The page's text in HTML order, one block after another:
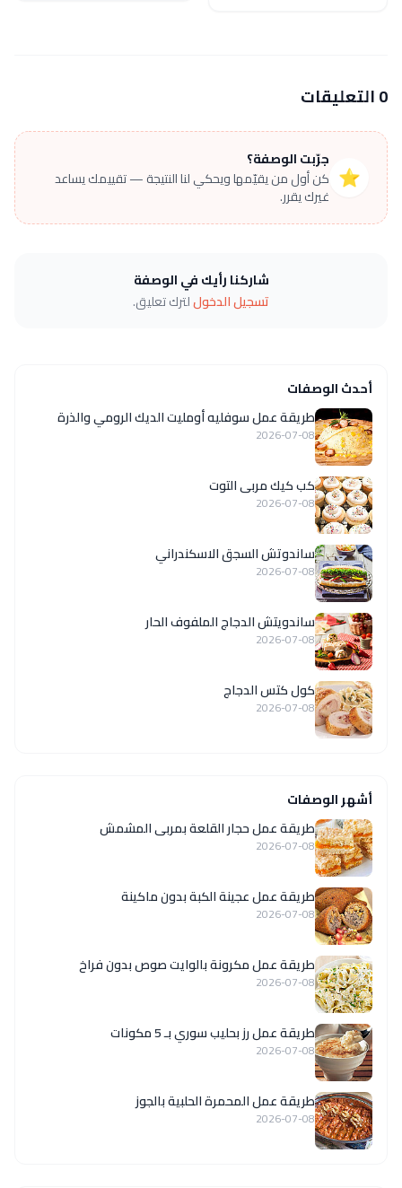
0 التعليقات
⭐
جرّبت الوصفة؟
كن أول من يقيّمها ويحكي لنا النتيجة — تقييمك يساعد
غيرك يقرر.
شاركنا رأيك في الوصفة
تسجيل الدخوللترك تعليق.
أحدث الوصفات
طريقة عمل سوفليه أومليت الديك الرومي والذرة
2026-07-08
كب كيك مربى التوت
2026-07-08
ساندوتش السجق الاسكندراني
2026-07-08
ساندويتش الدجاج الملفوف الحار
2026-07-08
كول كتس الدجاج
2026-07-08
أشهر الوصفات
طريقة عمل حجار القلعة بمربى المشمش
2026-07-08
طريقة عمل عجينة الكبة بدون ماكينة
2026-07-08
طريقة عمل مكرونة بالوايت صوص بدون فراخ
2026-07-08
طريقة عمل رز بحليب سوري بـ 5 مكونات
2026-07-08
طريقة عمل المحمرة الحلبية بالجوز
2026-07-08